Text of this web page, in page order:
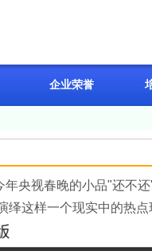
企业荣誉
央视春晚的小品"还不
这样一个现实中的热点